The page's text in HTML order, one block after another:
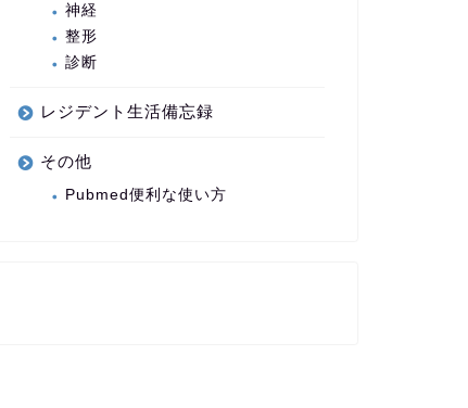
神経
整形
診断
レジデント生活備忘録
その他
Pubmed便利な使い方